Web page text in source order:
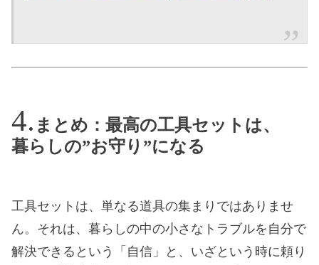
まとめ：最高の工具セットは、
暮らしの”お守り”になる
工具セットは、単なる道具の集まりではありませ
ん。それは、暮らしの中の小さなトラブルを自分で
解決できるという「自信」と、いざという時に頼り